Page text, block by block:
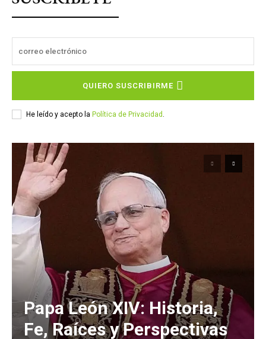
QUIERO SUSCRIBIRME
He leído y acepto la Política de Privacidad
Papa León XIV: Historia,
Fe, Raíces y Perspectivas